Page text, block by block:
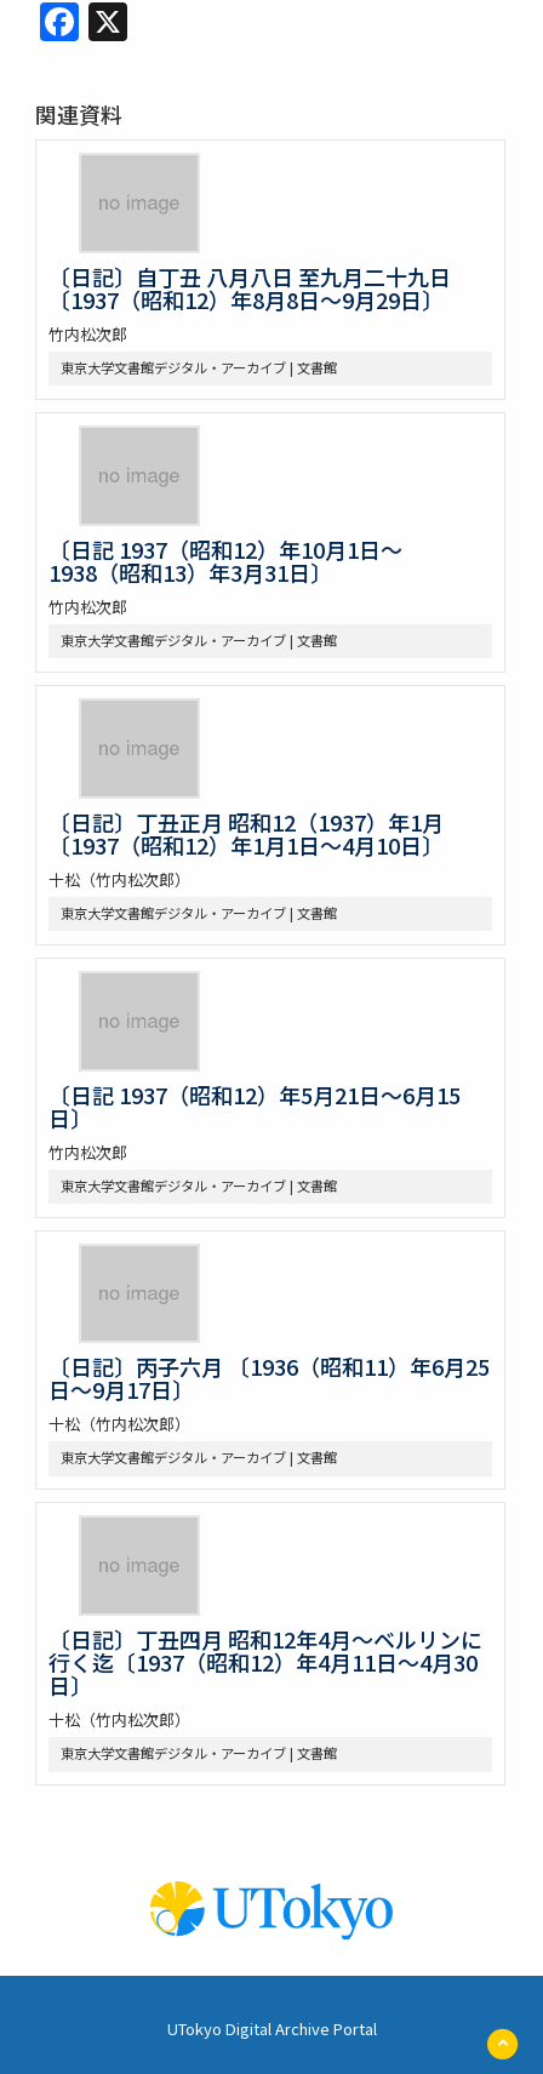
Facebook
関連資料
〔日記〕自丁丑 八月八日 至九月二十九日
〔1937（昭和12）年8月8日～9月29日〕
竹内松次郎
東京大学文書館デジタル・アーカイブ | 文書館
〔日記 1937（昭和12）年10月1日～
1938（昭和13）年3月31日〕
竹内松次郎
東京大学文書館デジタル・アーカイブ | 文書館
〔日記〕丁丑正月 昭和12（1937）年1月
〔1937（昭和12）年1月1日～4月10日〕
十松（竹内松次郎）
東京大学文書館デジタル・アーカイブ | 文書館
〔日記 1937（昭和12）年5月21日～6月15
日〕
竹内松次郎
東京大学文書館デジタル・アーカイブ | 文書館
〔日記〕丙子六月 〔1936（昭和11）年6月25
日～9月17日〕
十松（竹内松次郎）
東京大学文書館デジタル・アーカイブ | 文書館
〔日記〕丁丑四月 昭和12年4月～ベルリンに
行く迄〔1937（昭和12）年4月11日～4月30
日〕
十松（竹内松次郎）
東京大学文書館デジタル・アーカイブ | 文書館
UTokyo Digital Archive Portal
ペ